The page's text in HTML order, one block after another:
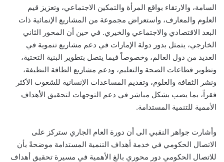
السامة، والارتقاء بواقع المرأة والتمكين الاجتماعي، وتعزيز قيم
العلوم والمعارف، واستعراض مجموعة من المشاريع الإنمائية ذات
البعد الاقتصادي والاجتماعي والخيري. في حين أن المحور الثاني
الخارجي، يتمثل بدور دولة الإمارات في دعم مشاريع تنموية في
العديد من دول العالم، وخصوصاً فيما يتصل بتطوير البنية التحتية،
وتطوير قطاعات الصحة والتعليم، ودعم مشاريع الطاقة النظيفة،
ونشر الثقافة والعلوم، وتقديم المساعدات الإنسانية للشعوب الأكثر
فقراً، بما يصب بشكل مباشر في دعم التوجهات لتحقيق الأهداف
الأممية للتنمية المستدامة.
وأشارت جواهر النقبي الى أن دورة العام الجاري ستركز على
الاتصال الحكومي في خدمة أهداف التنمية المستدامة موضحةً بأن
للاتصال الحكومي دور محوري بالغ الأهمية في مسيرة تحقيق أهداف